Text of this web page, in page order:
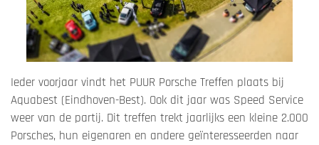
Ieder voorjaar vindt het PUUR Porsche Treffen plaats bij
Aquabest (Eindhoven-Best). Ook dit jaar was Speed Service
weer van de partij. Dit treffen trekt jaarlijks een kleine 2.000
Porsches, hun eigenaren en andere geïnteresseerden naar